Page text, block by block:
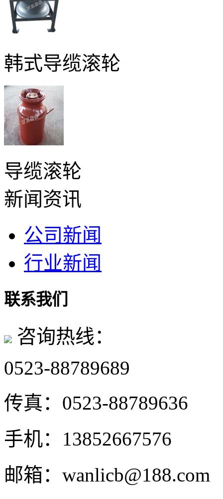
韩式导缆滚轮
导缆滚轮
新闻资讯
公司新闻
行业新闻
联系我们
咨询热线：
0523-88789689
传真： 0523-88789636
手机： 13852667576
邮箱： wanlicb@188.com